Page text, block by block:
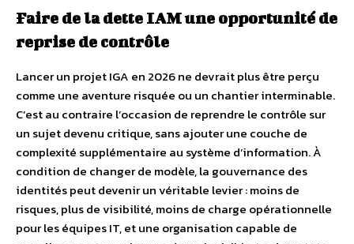
Faire de la dette IAM une opportunité de
reprise de contrôle
Lancer un projet IGA en 2026 ne devrait plus être perçu
comme une aventure risquée ou un chantier interminable.
C’est au contraire l’occasion de reprendre le contrôle sur
un sujet devenu critique, sans ajouter une couche de
complexité supplémentaire au système d’information. À
condition de changer de modèle, la gouvernance des
identités peut devenir un véritable levier : moins de
risques, plus de visibilité, moins de charge opérationnelle
pour les équipes IT, et une organisation capable de